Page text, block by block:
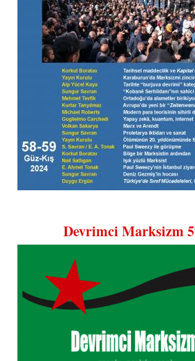
Devrimci Marksizm